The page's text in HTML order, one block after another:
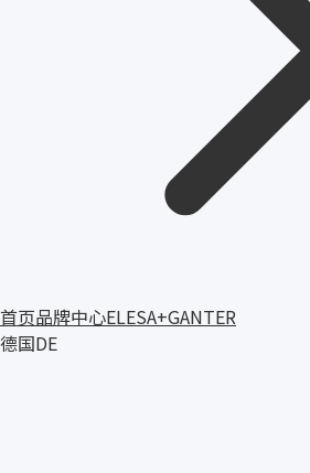
首页品牌中心ELESA+GANTER
德国DE